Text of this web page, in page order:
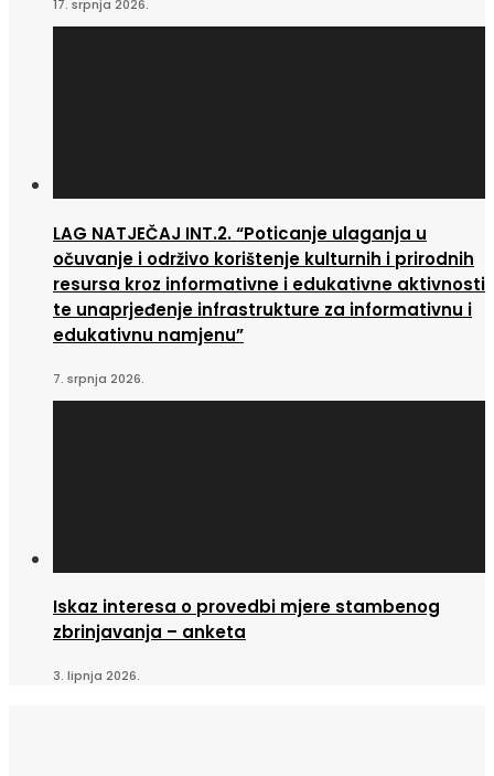
17. srpnja 2026.
LAG NATJEČAJ INT.2. “Poticanje ulaganja u
očuvanje i održivo korištenje kulturnih i prirodnih
resursa kroz informativne i edukativne aktivnosti
te unaprjeđenje infrastrukture za informativnu i
edukativnu namjenu”
7. srpnja 2026.
Iskaz interesa o provedbi mjere stambenog
zbrinjavanja – anketa
3. lipnja 2026.